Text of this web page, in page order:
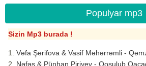
Populyar mp3
Sizin Mp3 burada !
Vəfa Şərifova & Vasif Məhərrəmli -
Nəfəs & Pünhan Piriyev - Qoşulub